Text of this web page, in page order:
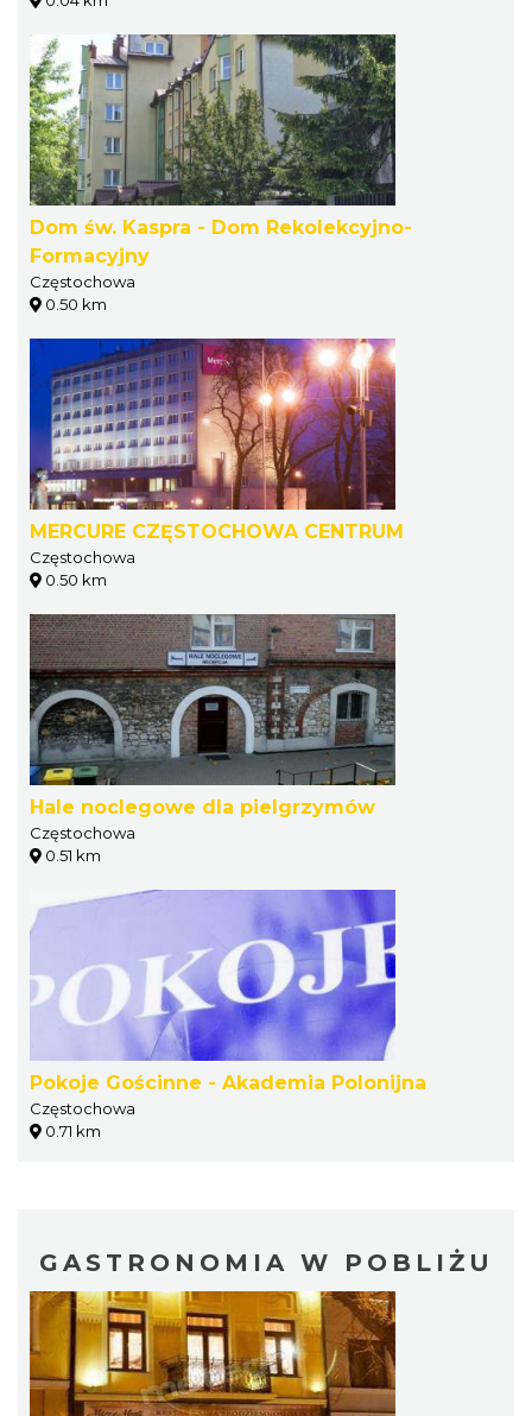
Dom św. Kaspra - Dom Rekolekcyjno-
Formacyjny
Częstochowa
0.50 km
MERCURE CZĘSTOCHOWA CENTRUM
Częstochowa
0.50 km
Hale noclegowe dla pielgrzymów
Częstochowa
0.51 km
Pokoje Gościnne - Akademia Polonijna
Częstochowa
0.71 km
GASTRONOMIA W POBLIŻU